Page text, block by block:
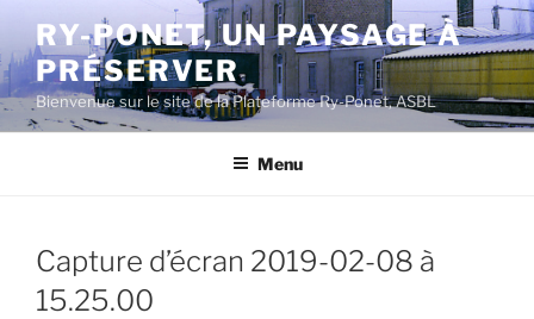
contenu
principal
RY-PONET, UN PAYSAGE À
PRÉSERVER
Bienvenue sur le site de la Plateforme Ry-Ponet, ASBL
Menu
Capture d’écran 2019-02-08 à
15.25.00